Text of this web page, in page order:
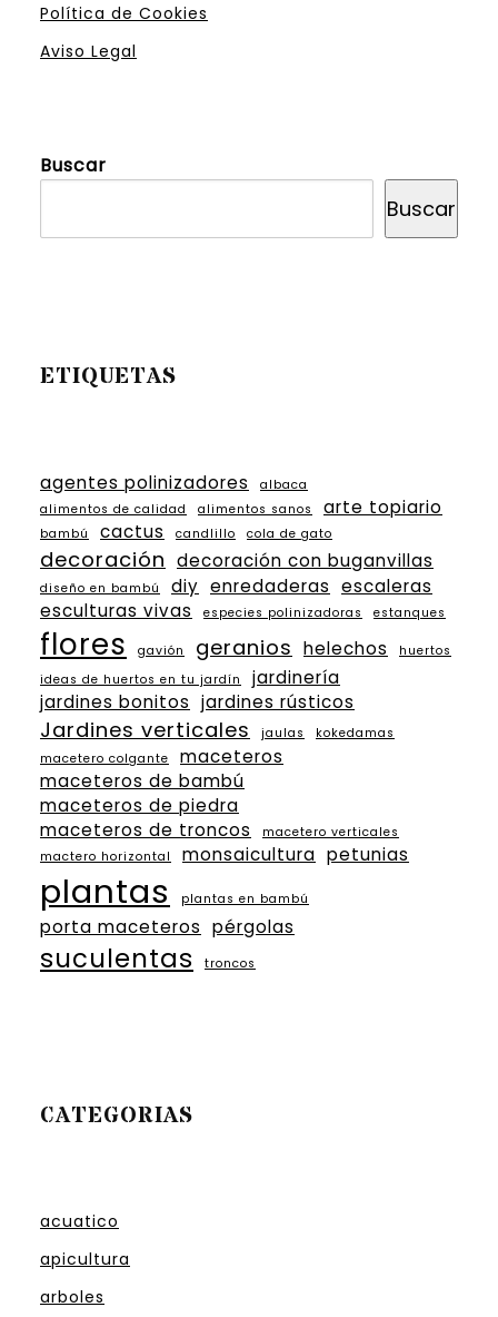
Política de Cookies
Aviso Legal
Buscar
Buscar
ETIQUETAS
agentes polinizadores
albaca
alimentos de calidad
alimentos sanos arte topiario
bambú cactus candlillo cola de gato
decoración decoración con buganvillas
diseño en bambú diy enredaderas escaleras
esculturas vivas
especies polinizadoras estanques
flores gavión geranios helechos
huertos
ideas de huertos en tu jardín
jardinería
jardines bonitos jardines rústicos
Jardines verticales jaulas
kokedamas
macetero colgante
maceteros
maceteros de bambú
maceteros de piedra
maceteros de troncos
macetero verticales
mactero horizontal
monsaicultura petunias
plantas plantas en bambú
porta maceteros pérgolas
suculentas troncos
CATEGORIAS
acuatico
apicultura
arboles